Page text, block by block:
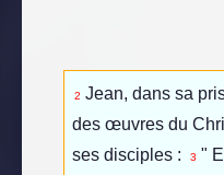
2 Jean, dans sa
des œuvres du
ses disciples :
3 "